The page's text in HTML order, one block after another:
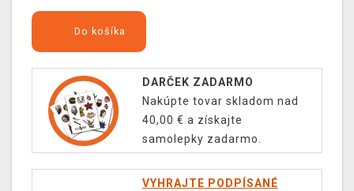
Do košíka
DARČEK ZADARMO
Nakúpte tovar skladom nad
40,00 € a získajte
samolepky zadarmo.
VYHRAJTE PODPÍSANÉ